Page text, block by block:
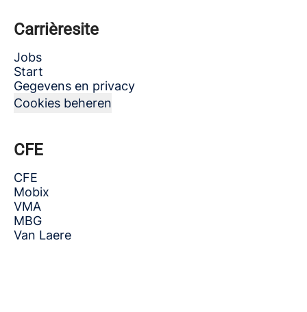
Carrièresite
Jobs
Start
Gegevens en privacy
Cookies beheren
CFE
CFE
Mobix
VMA
MBG
Van Laere